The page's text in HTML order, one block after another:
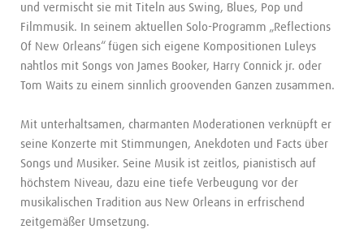
und vermischt sie mit Titeln aus Swing, Blues, Pop und
Filmmusik. In seinem aktuellen Solo-Programm „Reflections
Of New Orleans“ fügen sich eigene Kompositionen Luleys
nahtlos mit Songs von James Booker, Harry Connick jr. oder
Tom Waits zu einem sinnlich groovenden Ganzen zusammen.
Mit unterhaltsamen, charmanten Moderationen verknüpft er
seine Konzerte mit Stimmungen, Anekdoten und Facts über
Songs und Musiker. Seine Musik ist zeitlos, pianistisch auf
höchstem Niveau, dazu eine tiefe Verbeugung vor der
musikalischen Tradition aus New Orleans in erfrischend
zeitgemäßer Umsetzung.